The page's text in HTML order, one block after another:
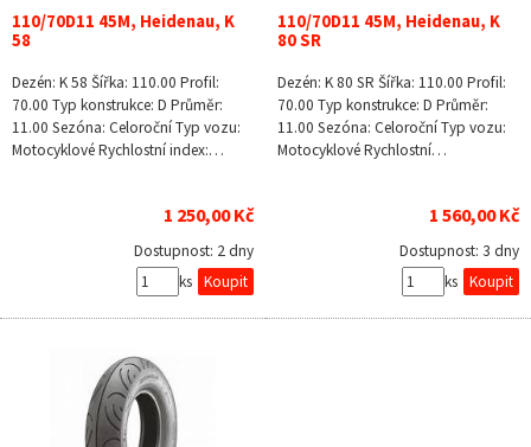
110/70D11 45M, Heidenau, K
58
Dezén: K 58 Šířka: 110.00 Profil:
70.00 Typ konstrukce: D Průměr:
11.00 Sezóna: Celoroční Typ vozu:
Motocyklové Rychlostní index:…
1 250,00 Kč
Dostupnost: 2 dny
ks
110/70D11 45M, Heidenau, K
80 SR
Dezén: K 80 SR Šířka: 110.00 Profil:
70.00 Typ konstrukce: D Průměr:
11.00 Sezóna: Celoroční Typ vozu:
Motocyklové Rychlostní…
1 560,00 Kč
Dostupnost: 3 dny
ks